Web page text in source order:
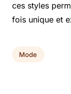
ces styles
fois unique et
Mode